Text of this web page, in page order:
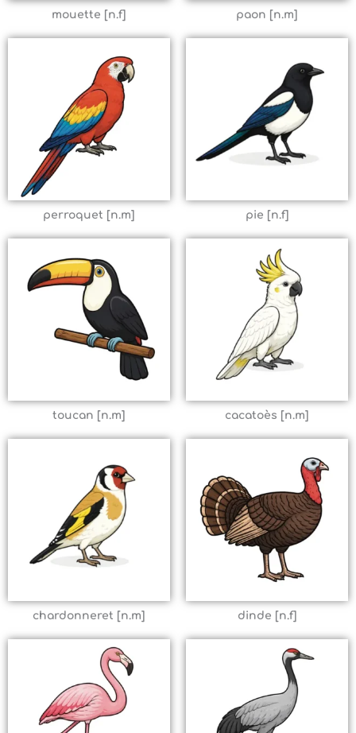
mouette [n.f] paon [n.m]
perroquet [n.m] pie [n.f]
toucan [n.m] cacatoès [n.m]
chardonneret [n.m] dinde [n.f]